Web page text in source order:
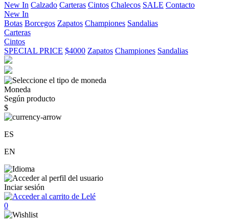
New In Calzado Carteras Cintos Chalecos SALE Contacto
New In
Botas Borcegos Zapatos Championes Sandalias
Carteras
Cintos
SPECIAL PRICE $4000 Zapatos Championes Sandalias
Moneda
Según producto
$
ES
EN
Inciar sesión
0